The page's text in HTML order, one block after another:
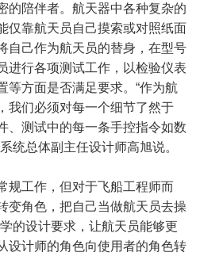
的陪伴者。航天器中各种复杂的
仅靠航天员自己摸索或对照纸面
自己作为航天员的替身，在型号
进行各项测试工作，以检验仪表
等方面是否满足要求。“作为航
我们必须对每一个细节了然于
、测试中的每一条手控指令如数
统总体副主任设计师高旭说。
规工作，但对于飞船工程师而
变角色，把自己当做航天员去操
的设计要求，让航天员能够更
设计师的角色向使用者的角色转